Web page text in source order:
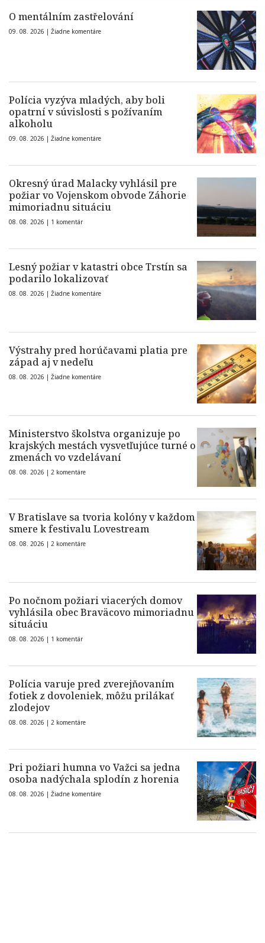
O mentálním zastřelování
09. 08. 2026 | Žiadne komentáre
Polícia vyzýva mladých, aby boli
opatrní v súvislosti s požívaním
alkoholu
09. 08. 2026 | Žiadne komentáre
Okresný úrad Malacky vyhlásil pre
požiar vo Vojenskom obvode Záhorie
mimoriadnu situáciu
08. 08. 2026 | 1 komentár
Lesný požiar v katastri obce Trstín sa
podarilo lokalizovať
08. 08. 2026 | Žiadne komentáre
Výstrahy pred horúčavami platia pre
západ aj v nedeľu
08. 08. 2026 | Žiadne komentáre
Ministerstvo školstva organizuje po
krajských mestách vysvetľujúce turné o
zmenách vo vzdelávaní
08. 08. 2026 | 2 komentáre
V Bratislave sa tvoria kolóny v každom
smere k festivalu Lovestream
08. 08. 2026 | 2 komentáre
Po nočnom požiari viacerých domov
vyhlásila obec Braväcovo mimoriadnu
situáciu
08. 08. 2026 | 1 komentár
Polícia varuje pred zverejňovaním
fotiek z dovoleniek, môžu prilákať
zlodejov
08. 08. 2026 | 2 komentáre
Pri požiari humna vo Važci sa jedna
osoba nadýchala splodín z horenia
08. 08. 2026 | Žiadne komentáre